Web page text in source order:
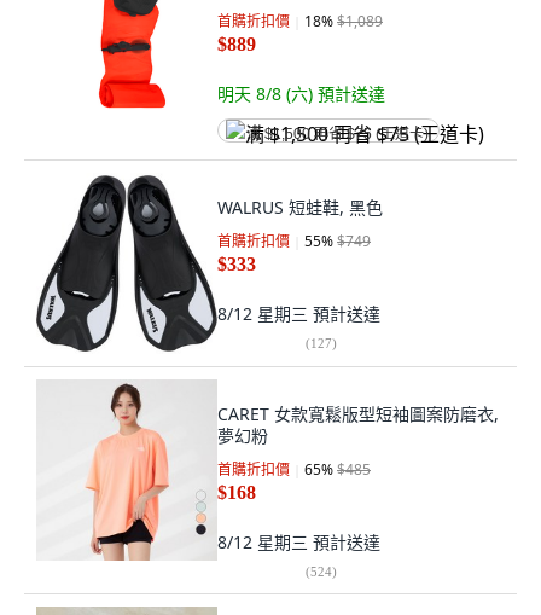
首購折扣價 18%$1,089
$889
明天 8/8 (六) 預計送達
满 $1,500 再省 $75 (王道卡)
WALRUS 短蛙鞋, 黑色
首購折扣價 55%$749
$333
8/12 星期三 預計送達
(127)
CARET 女款寬鬆版型短袖圖案防磨衣,
夢幻粉
首購折扣價 65%$485
$168
8/12 星期三 預計送達
(524)